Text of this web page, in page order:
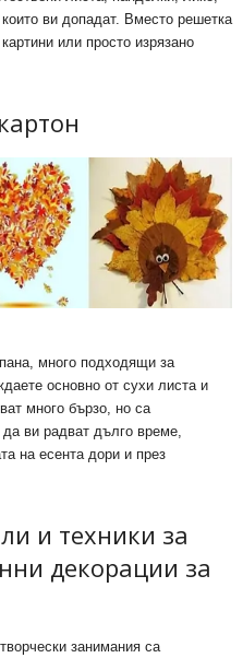
ви допадат. Вместо решетка
или просто изрязано
много подходящи за
основно от сухи листа и
много бързо, но са
ви радват дълго време,
на есента дори и през
и техники за
декорации за
занимания са